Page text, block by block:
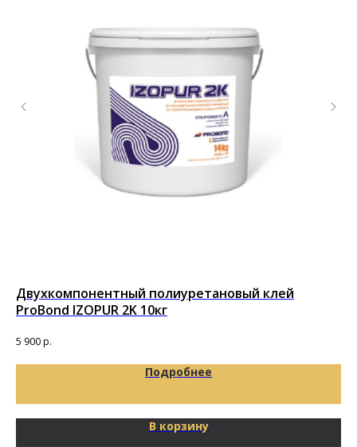
Двухкомпонентный полиуретановый клей
ProBond IZOPUR 2K 10кг
5 900р.
Подробнее
В корзину